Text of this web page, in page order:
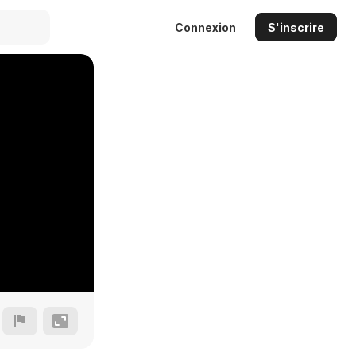
Connexion S'inscrire